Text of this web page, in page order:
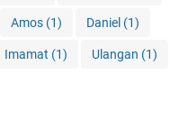
Amos (1) Daniel (1)
Imamat (1) Ulangan (1)